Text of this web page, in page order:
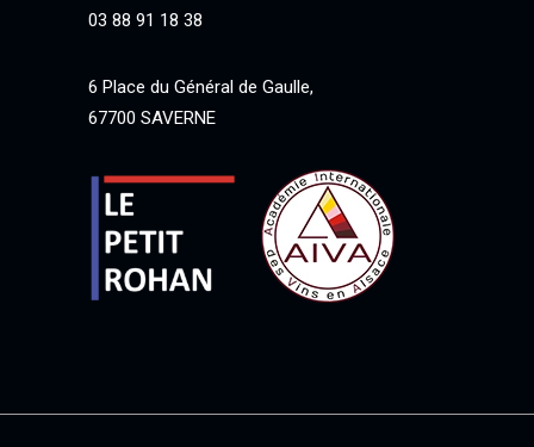
03 88 91 18 38
6 Place du Général de Gaulle,
67700 SAVERNE